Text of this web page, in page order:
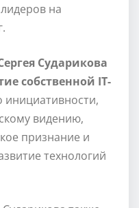
на
Сударикова
собственной IT-
инициативности,
видению,
признание и
технологий